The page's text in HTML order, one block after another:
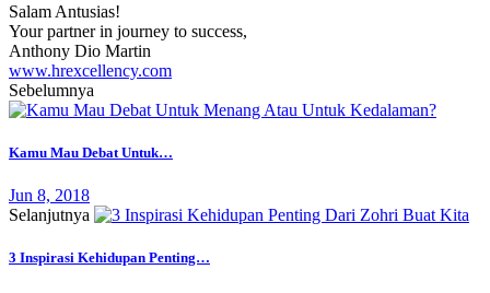
Salam Antusias!
Your partner in journey to success,
Anthony Dio Martin
www.hrexcellency.com
Sebelumnya
Kamu Mau Debat Untuk…
Jun 8, 2018
Selanjutnya
3 Inspirasi Kehidupan Penting…